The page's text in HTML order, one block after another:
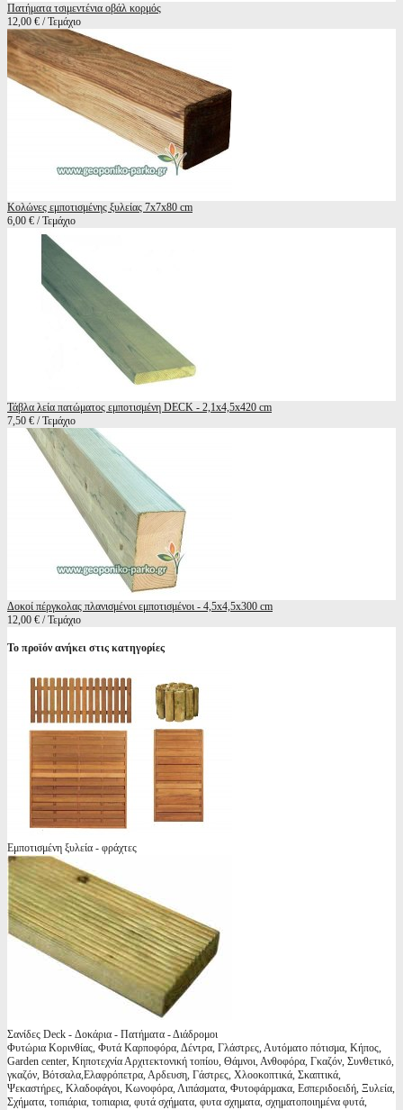
Πατήματα τσιμεντένια οβάλ κορμός
12,00 € / Τεμάχιο
Κολώνες εμποτισμένης ξυλείας 7x7x80 cm
6,00 € / Τεμάχιο
Τάβλα λεία πατώματος εμποτισμένη DECK - 2,1x4,5x420 cm
7,50 € / Τεμάχιο
Δοκοί πέργκολας πλανισμένοι εμποτισμένοι - 4,5x4,5x300 cm
12,00 € / Τεμάχιο
Το προϊόν ανήκει στις κατηγορίες
Εμποτισμένη ξυλεία - φράχτες
Σανίδες Deck - Δοκάρια - Πατήματα - Διάδρομοι
Φυτώρια Κορινθίας, Φυτά Καρποφόρα, Δέντρα, Γλάστρες, Αυτόματο πότισμα, Κήπος,
Garden center, Κηποτεχνία Αρχιτεκτονική τοπίου, Θάμνοι, Ανθοφόρα, Γκαζόν, Συνθετικό,
γκαζόν, Βότσαλα,Ελαφρόπετρα, Αρδευση, Γάστρες, Χλοοκοπτικά, Σκαπτικά,
Ψεκαστήρες, Κλαδοφάγοι, Κωνοφόρα, Λιπάσματα, Φυτοφάρμακα, Εσπεριδοειδή, Ξυλεία,
Σχήματα, τοπιάρια, τοπιαρια, φυτά σχήματα, φυτα σχηματα, σχηματοποιημένα φυτά,